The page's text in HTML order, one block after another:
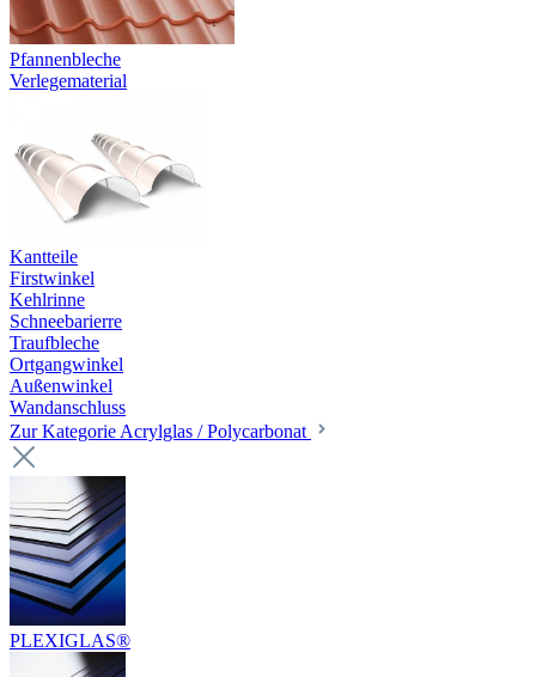
Pfannenbleche
Verlegematerial
Kantteile
Firstwinkel
Kehlrinne
Schneebarierre
Traufbleche
Ortgangwinkel
Außenwinkel
Wandanschluss
Zur Kategorie Acrylglas / Polycarbonat
PLEXIGLAS®